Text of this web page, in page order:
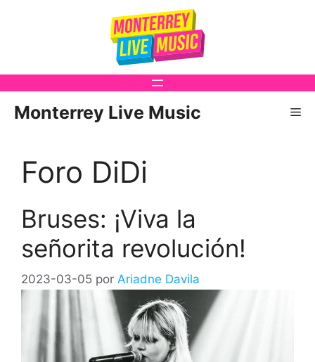
Monterrey Live Music
Foro DiDi
Bruses: ¡Viva la
señorita revolución!
2023-03-05 por Ariadne Davila